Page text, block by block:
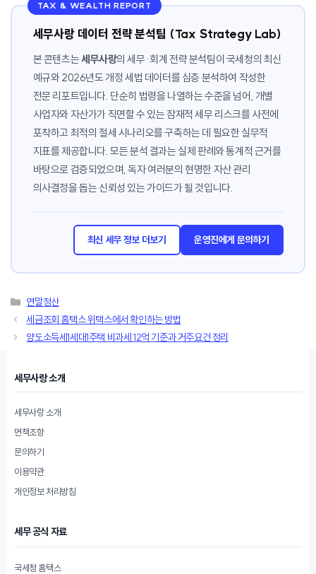
TAX & WEALTH REPORT
세무사랑 데이터 전략 분석팀 (Tax Strategy Lab)
본 콘텐츠는세무사랑의 세무·회계 전략 분석팀이 국세청의 최신
예규와 2026년도 개정 세법 데이터를 심층 분석하여 작성한
전문 리포트입니다. 단순히 법령을 나열하는 수준을 넘어, 개별
사업자와 자산가가 직면할 수 있는 잠재적 세무 리스크를 사전에
포착하고 최적의 절세 시나리오를 구축하는 데 필요한 실무적
지표를 제공합니다. 모든 분석 결과는 실제 판례와 통계적 근거를
바탕으로 검증되었으며, 독자 여러분의 현명한 자산 관리
의사결정을 돕는 신뢰성 있는 가이드가 될 것입니다.
최신 세무 정보 더보기 운영진에게 문의하기
카
테
리
연말정산
세금조회 홈택스 위택스에서 확인하는 방법
양도소득세1세대1주택 비과세 12억 기준과 거주요건 정리
세무사랑 소개
세무사랑 소개
면책조항
문의하기
이용약관
개인정보 처리방침
세무 공식 자료
국세청 홈택스